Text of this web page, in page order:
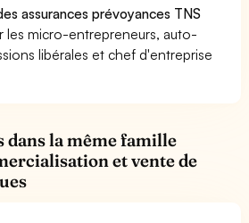
assurances prévoyances TNS
les micro-entrepreneurs, auto-
libérales et chef d'entreprise
dans la même famille
et vente de